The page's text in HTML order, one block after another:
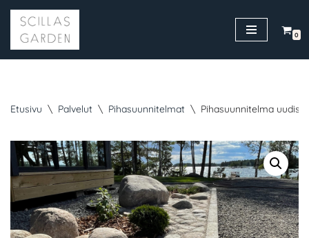
Siirry
suoraan
0
Etusivu \ Palvelut \ Pihasuunnitelmat \ Pihasuunnitelma